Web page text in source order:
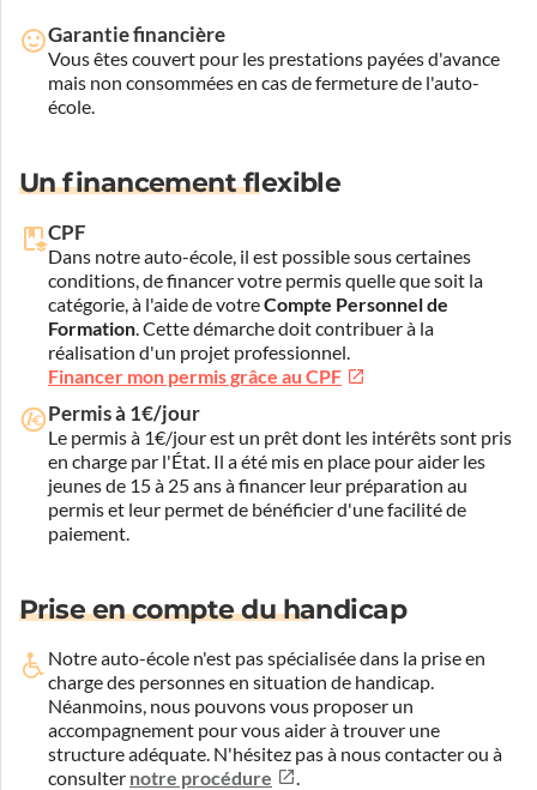
Garantie financière
Vous êtes couvert pour les prestations payées d'avance
mais non consommées en cas de fermeture de l'auto-
école.
Un financement flexible
CPF
Dans notre auto-école, il est possible sous certaines
conditions, de financer votre permis quelle que soit la
catégorie, à l'aide de votreCompte Personnel de
Formation. Cette démarche doit contribuer à la
réalisation d'un projet professionnel.
Financer mon permis grâce au CPF
Permis à 1€/jour
Le permis à 1€/jour est un prêt dont les intérêts sont pris
en charge par l'État. Il a été mis en place pour aider les
jeunes de 15 à 25 ans à financer leur préparation au
permis et leur permet de bénéficier d'une facilité de
paiement.
Prise en compte du handicap
Notre auto-école n'est pas spécialisée dans la prise en
charge des personnes en situation de handicap.
Néanmoins, nous pouvons vous proposer un
accompagnement pour vous aider à trouver une
structure adéquate. N'hésitez pas à nous contacter ou à
consulter notre procédure